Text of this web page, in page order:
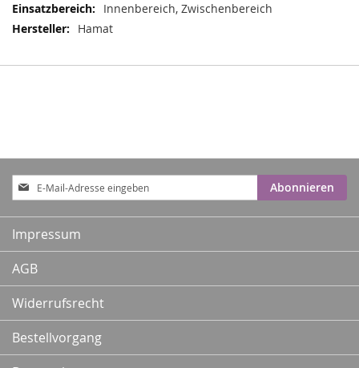
Innenbereich, Zwischenbereich
Hamat
Anmeldung
zum
Newsletter:
Abonnieren
Impressum
AGB
Widerrufsrecht
Bestellvorgang